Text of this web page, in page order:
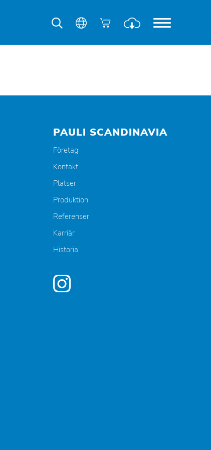
PAULI SCANDINAVIA
Företag
Kontakt
Platser
Produktion
Referenser
Karriär
Historia